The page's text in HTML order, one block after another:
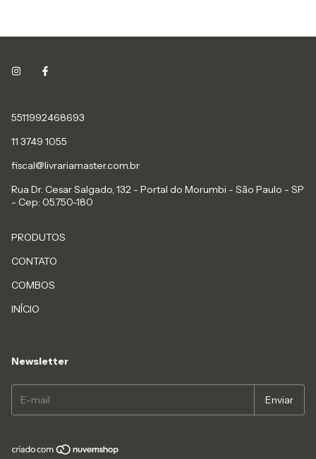
5511992468693
11 3749 1055
fiscal@livrariamaster.com.br
Rua Dr. Cesar Salgado, 132 - Portal do Morumbi - São Paulo - SP
- Cep: 05.750-180
PRODUTOS
CONTATO
COMBOS
INÍCIO
Newsletter